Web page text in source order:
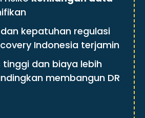
kepatuhan regulasi
Indonesia terjamin
tinggi dan biaya lebih
membangun DR